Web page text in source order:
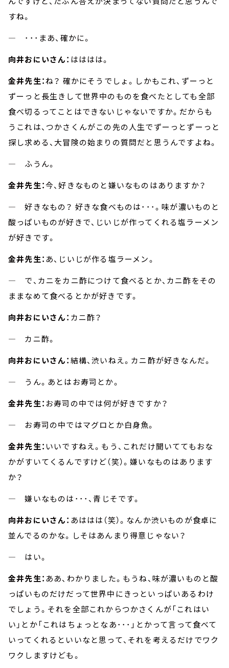
すね。
― ･･･まあ、確かに。
向井おにいさん： はははは。
金井先生：ね？ 確かにそうでしょ。しかもこれ、ずーっと
ずーっと長生きして世界中のものを食べたとしても全部
食べ切るってことはできないじゃないですか。だからも
うこれは、つかさくんがこの先の人生でずーっとずーっと
探し求める、大冒険の始まりの質問だと思うんですよね。
― ふうん。
金井先生：今、好きなものと嫌いなものはありますか？
― 好きなもの？ 好きな食べものは･･･。味が濃いものと
酸っぱいものが好きで、じいじが作ってくれる塩ラーメン
が好きです。
金井先生： あ、じいじが作る塩ラーメン。
― で、カニをカニ酢につけて食べるとか、カニ酢をその
ままなめて食べるとかが好きです。
向井おにいさん： カニ酢？
― カニ酢。
向井おにいさん：結構、渋いねえ。カニ酢が好きなんだ。
― うん。あとはお寿司とか。
金井先生： お寿司の中では何が好きですか？
― お寿司の中ではマグロとか白身魚。
金井先生： いいですねえ。もう、これだけ聞いててもおな
かがすいてくるんですけど（笑）。嫌いなものはあります
か？
― 嫌いなものは･･･、青じそです。
向井おにいさん： あははは（笑）。なんか渋いものが食卓に
並んでるのかな。しそはあんまり得意じゃない？
― はい。
金井先生： ああ、わかりました。もうね、味が濃いものと酸
っぱいものだけだって世界中にきっといっぱいあるわけ
でしょう。それを全部これからつかさくんが「これはい
い」とか「これはちょっとなあ･･･」とかって言って食べて
いってくれるといいなと思って、それを考えるだけでワク
ワクしますけども。